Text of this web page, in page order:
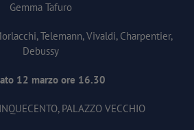
Gemma Tafuro
Telemann, Vivaldi, Charpentier,
Debussy
12 marzo ore 16.30
PALAZZO VECCHIO